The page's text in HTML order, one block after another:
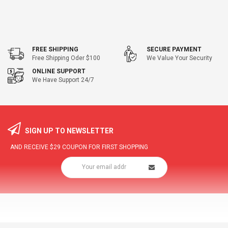
FREE SHIPPING
Free Shipping Oder $100
SECURE PAYMENT
We Value Your Security
ONLINE SUPPORT
We Have Support 24/7
SIGN UP TO NEWSLETTER
AND RECEIVE $29 COUPON FOR FIRST SHOPPING